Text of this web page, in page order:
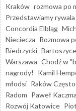
Kraków rozmowa po
Przedstawiamy rywala
Concordia Elbląg
Nieciecza Rozmowa
Biedrzycki Bartoszyce
Warszawa Chodź w
nagrody!
Kamil
młodsi Raków
Radom Paweł
Rozwój Katowice